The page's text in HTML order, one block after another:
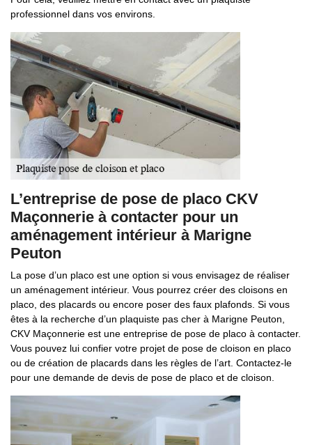
professionnel dans vos environs.
L’entreprise de pose de placo CKV
Maçonnerie à contacter pour un
aménagement intérieur à Marigne
Peuton
La pose d’un placo est une option si vous envisagez de réaliser
un aménagement intérieur. Vous pourrez créer des cloisons en
placo, des placards ou encore poser des faux plafonds. Si vous
êtes à la recherche d’un plaquiste pas cher à Marigne Peuton,
CKV Maçonnerie est une entreprise de pose de placo à contacter.
Vous pouvez lui confier votre projet de pose de cloison en placo
ou de création de placards dans les règles de l’art. Contactez-le
pour une demande de devis de pose de placo et de cloison.